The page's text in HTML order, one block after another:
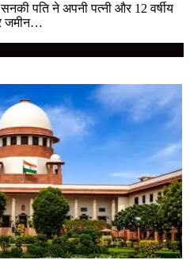
पति ने अपनी पत्नी और 12 वर्षीय
जमीन…